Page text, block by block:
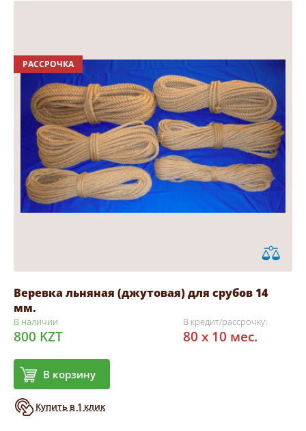
РАССРОЧКА
Веревка льняная (джутовая) для срубов 14
мм.
В наличии
800 KZT
В корзину
Купить в 1 клик
В кредит/рассрочку:
80 x 10 мес.